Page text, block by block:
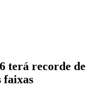
terá recorde de
faixas